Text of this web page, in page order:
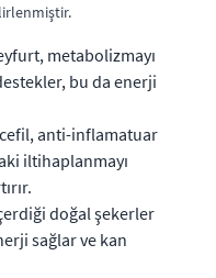
metabolizmayı
destekler, bu da enerji
anti-inflamatuar
iltihaplanmayı
doğal şekerler
sağlar ve kan